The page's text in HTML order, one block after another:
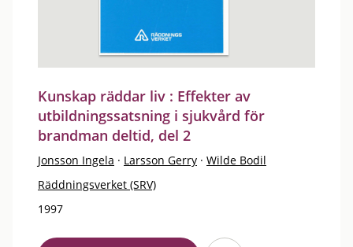
Kunskap räddar liv : Effekter av
utbildningssatsning i sjukvård för
brandman deltid, del 2
Jonsson Ingela · Larsson Gerry · Wilde Bodil
Räddningsverket (SRV)
1997